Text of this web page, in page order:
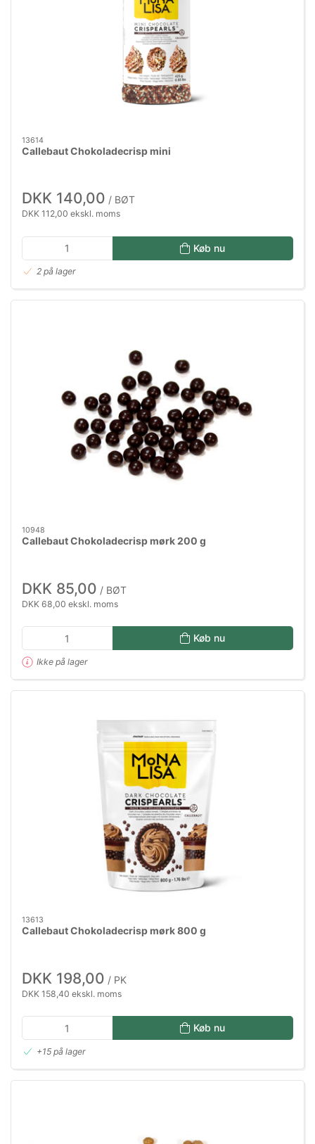
13614
Callebaut Chokoladecrisp mini
DKK 140,00 / BØT
DKK 112,00 ekskl. moms
Køb nu
2 på lager
10948
Callebaut Chokoladecrisp mørk 200 g
DKK 85,00 / BØT
DKK 68,00 ekskl. moms
Køb nu
Ikke på lager
13613
Callebaut Chokoladecrisp mørk 800 g
DKK 198,00 / PK
DKK 158,40 ekskl. moms
Køb nu
+15 på lager